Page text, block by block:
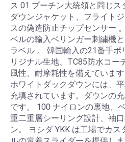
ス 01 プーチン大統領と同じ
ダウンジャケット、フライト
スの偽造防止チップセンサー
ベルの輸入ベリンガー刺繍機
ラベル 。 韓国輸入の21番手ポ
リジナル生地、TC85防水コー
風性、耐摩耗性を備えていま
ホワイトダックダウンには、
充填されています。ダウンの
です。 100 ナイロンの裏地、
重二重層シーリング設計、袖
ン。 ヨシダ YKK は工場でカ